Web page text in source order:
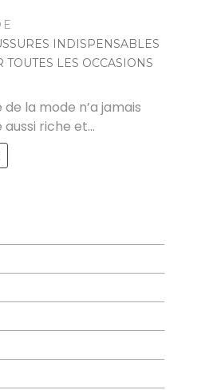
INDISPENSABLES
TOUTES LES OCCASIONS
de la mode n’a jamais
riche et…